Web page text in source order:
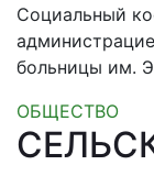
Социальный
больницы им.
ОБЩЕСТВО